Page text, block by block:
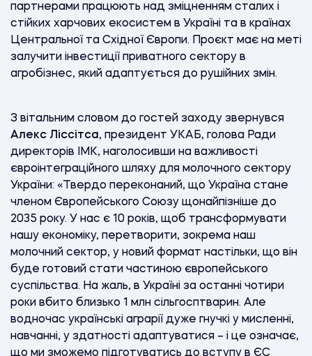
партнерами працюють над зміцненням сталих і
стійких харчових екосистем в Україні та в країнах
Центральної та Східної Європи. Проєкт має на меті
залучити інвестиції приватного сектору в
агробізнес, який адаптується до рушійних змін.
З вітальним словом до гостей заходу звернувся
Алекс Ліссітса, президент УКАБ, голова Ради
директорів ІМК, наголосивши на важливості
євроінтеграційного шляху для молочного сектору
України: «Твердо переконаний, що Україна стане
членом Європейського Союзу щонайпізніше до
2035 року. У нас є 10 років, щоб трансформувати
нашу економіку, перетворити, зокрема наш
молочний сектор, у новий формат настільки, що він
буде готовий стати частиною європейського
суспільства. На жаль, в Україні за останні чотири
роки вбито близько 1 млн сільгосптварин. Але
водночас українські аграрії дуже гнучкі у мисленні,
навчанні, у здатності адаптуватися – і це означає,
що ми зможемо підготуватись до вступу в ЄС